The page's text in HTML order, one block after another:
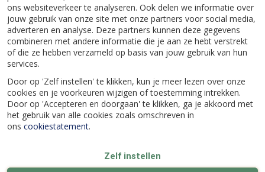
ons websiteverkeer te analyseren. Ook delen we informatie over
jouw gebruik van onze site met onze partners voor social media,
adverteren en analyse. Deze partners kunnen deze gegevens
combineren met andere informatie die je aan ze hebt verstrekt
of die ze hebben verzameld op basis van jouw gebruik van hun
services.
Door op 'Zelf instellen' te klikken, kun je meer lezen over onze
cookies en je voorkeuren wijzigen of toestemming intrekken.
Door op 'Accepteren en doorgaan' te klikken, ga je akkoord met
het gebruik van alle cookies zoals omschreven in
ons cookiestatement.
Zelf instellen
De hondenknuffel is gemaakt van lekkere zachte
pluche en zal al snel een echt maatje voor je hond
worden. Ook is deze knuffel extra groot, wel 85
cm lang.
Specificaties